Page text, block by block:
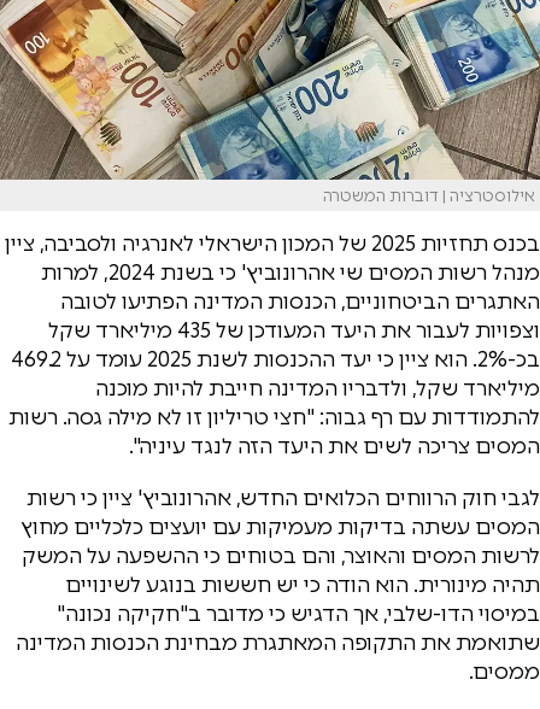
אילוסטרציה | דוברות המשטרה
בכנס תחזיות 2025 של המכון הישראלי לאנרגיה ולסביבה, ציין
מנהל רשות המסים שי אהרונוביץ' כי בשנת 2024, למרות
האתגרים הביטחוניים, הכנסות המדינה הפתיעו לטובה
וצפויות לעבור את היעד המעודכן של 435 מיליארד שקל
בכ-2%. הוא ציין כי יעד ההכנסות לשנת 2025 עומד על 469.2
מיליארד שקל, ולדבריו המדינה חייבת להיות מוכנה
להתמודדות עם רף גבוה: "חצי טריליון זו לא מילה גסה. רשות
המסים צריכה לשים את היעד הזה לנגד עיניה".
לגבי חוק הרווחים הכלואים החדש, אהרונוביץ' ציין כי רשות
המסים עשתה בדיקות מעמיקות עם יועצים כלכליים מחוץ
לרשות המסים והאוצר, והם בטוחים כי ההשפעה על המשק
תהיה מינורית. הוא הודה כי יש חששות בנוגע לשינויים
במיסוי הדו-שלבי, אך הדגיש כי מדובר ב"חקיקה נכונה"
שתואמת את התקופה המאתגרת מבחינת הכנסות המדינה
ממסים.